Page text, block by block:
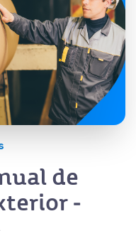
de
-